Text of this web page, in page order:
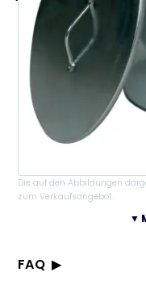
Die auf den Abbildungen
zum Verkaufsangebot.
▼
FAQ